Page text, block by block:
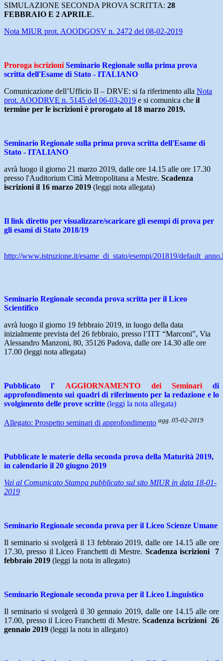
SIMULAZIONE SECONDA PROVA SCRITTA: 28
FEBBRAIO E 2 APRILE.
Nota MIUR prot. AOODGOSV n. 2472 del 08-02-2019
Proroga iscrizioni Seminario Regionale sulla prima prova
scritta dell'Esame di Stato - ITALIANO
Comunicazione dell’Ufficio II – DRVE: si fa riferimento alla Nota
prot. AOODRVE n. 5145 del 06-03-2019 e si comunica che il
termine per le iscrizioni è prorogato al 18 marzo 2019.
Seminario Regionale sulla prima prova scritta dell'Esame di
Stato - ITALIANO
avrà luogo il giorno 21 marzo 2019, dalle ore 14.15 alle ore 17.30
presso l'Auditorium Città Metropolitana a Mestre. Scadenza
iscrizioni il 16 marzo 2019 (leggi nota allegata)
Il link diretto per visualizzare/scaricare gli esempi di prova per
gli esami di Stato 2018/19
http://www.istruzione.it/esame_di_stato/esempi/201819/
Seminario Regionale seconda prova scritta per il Liceo
Scientifico
avrà luogo il giorno 19 febbraio 2019, in luogo della data
inizialmente prevista del 26 febbraio, presso l’ITT “Marconi”, Via
Alessandro Manzoni, 80, 35126 Padova, dalle ore 14.30 alle ore
17.00 (leggi nota allegata)
Pubblicato l' AGGIORNAMENTO dei Seminaridi
approfondimento sui quadri di riferimento per la redazione e lo
svolgimento delle prove scritte (leggi la nota allegata)
Allegato: Prospetto seminari di approfondimento agg. 05-02-2019
Pubblicate le materie della seconda prova della Maturità 2019,
in calendario il 20 giugno 2019
Vai al Comunicato Stampa pubblicato sul sito MIUR in data 18-01-
2019
Seminario Regionale seconda prova per il Liceo Scienze Umane
Il seminario si svolgerà il 13 febbraio 2019, dalle ore 14.15 alle ore
17.30, presso il Liceo Franchetti di Mestre. Scadenza iscrizioni 7
febbraio 2019 (leggi la nota in allegato)
Seminario Regionale seconda prova per il Liceo Linguistico
Il seminario si svolgerà il 30 gennaio 2019, dalle ore 14.15 alle ore
17.00, presso il Liceo Franchetti di Mestre.Scadenza iscrizioni 26
gennaio 2019 (leggi la nota in allegato)